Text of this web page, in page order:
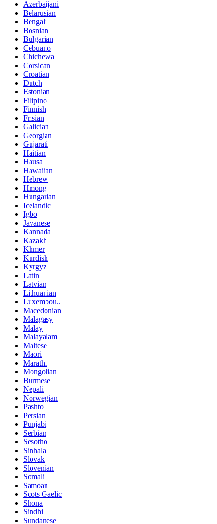
Azerbaijani
Belarusian
Bengali
Bosnian
Bulgarian
Cebuano
Chichewa
Corsican
Croatian
Dutch
Estonian
Filipino
Finnish
Frisian
Galician
Georgian
Gujarati
Haitian
Hausa
Hawaiian
Hebrew
Hmong
Hungarian
Icelandic
Igbo
Javanese
Kannada
Kazakh
Khmer
Kurdish
Kyrgyz
Latin
Latvian
Lithuanian
Luxembou..
Macedonian
Malagasy
Malay
Malayalam
Maltese
Maori
Marathi
Mongolian
Burmese
Nepali
Norwegian
Pashto
Persian
Punjabi
Serbian
Sesotho
Sinhala
Slovak
Slovenian
Somali
Samoan
Scots Gaelic
Shona
Sindhi
Sundanese